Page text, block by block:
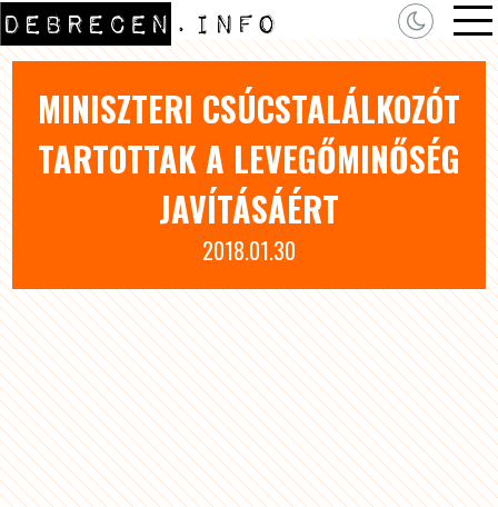
MINISZTERI CSÚCSTALÁLKOZÓT
TARTOTTAK A LEVEGŐMINŐSÉG
JAVÍTÁSÁÉRT
2018.01.30